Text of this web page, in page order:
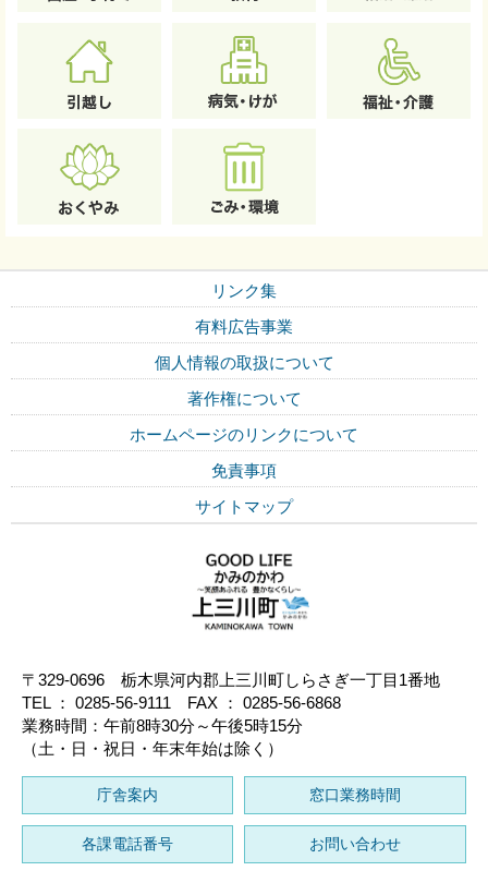
リンク集
有料広告事業
個人情報の取扱について
著作権について
ホームページのリンクについて
免責事項
サイトマップ
〒329-0696 栃木県河内郡上三川町しらさぎ一丁目1番地
TEL ： 0285-56-9111 FAX ： 0285-56-6868
業務時間：午前8時30分～午後5時15分
（土・日・祝日・年末年始は除く）
庁舎案内 窓口業務時間
各課電話番号 お問い合わせ